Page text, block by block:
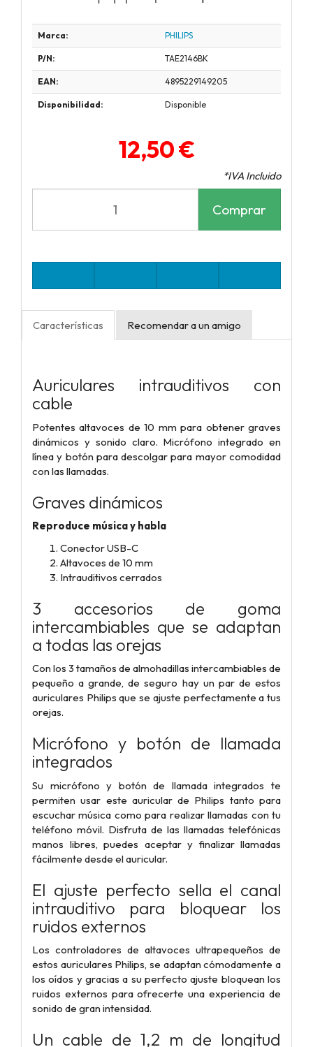
Marca: PHILIPS
P/N: TAE2146BK
EAN: 4895229149205
Disponibilidad: Disponible
12,50 €
*IVA Incluido
Comprar
Características Recomendar a un amigo
Auriculares intrauditivos con
cable
Potentes altavoces de 10 mm para obtener graves
dinámicos y sonido claro. Micrófono integrado en
línea y botón para descolgar para mayor comodidad
con las llamadas.
Graves dinámicos
Reproduce música y habla
Conector USB-C
Altavoces de 10 mm
Intrauditivos cerrados
3 accesorios de goma
intercambiables que se adaptan
a todas las orejas
Con los 3 tamaños de almohadillas intercambiables de
pequeño a grande, de seguro hay un par de estos
auriculares Philips que se ajuste perfectamente a tus
orejas.
Micrófono y botón de llamada
integrados
Su micrófono y botón de llamada integrados te
permiten usar este auricular de Philips tanto para
escuchar música como para realizar llamadas con tu
teléfono móvil. Disfruta de las llamadas telefónicas
manos libres, puedes aceptar y finalizar llamadas
fácilmente desde el auricular.
El ajuste perfecto sella el canal
intrauditivo para bloquear los
ruidos externos
Los controladores de altavoces ultrapequeños de
estos auriculares Philips, se adaptan cómodamente a
los oídos y gracias a su perfecto ajuste bloquean los
ruidos externos para ofrecerte una experiencia de
sonido de gran intensidad.
Un cable de 1,2 m de longitud